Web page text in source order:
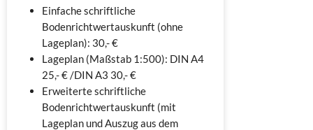
Einfache schriftliche
Bodenrichtwertauskunft (ohne
Lageplan): 30,- €
Lageplan (Maßstab 1:500): DIN A4
25,- € /DIN A3 30,- €
Erweiterte schriftliche
Bodenrichtwertauskunft (mit
Lageplan und Auszug aus dem